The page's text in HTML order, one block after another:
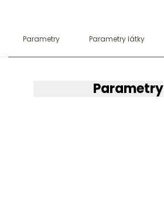
Parametry Parametry látky
Parametry